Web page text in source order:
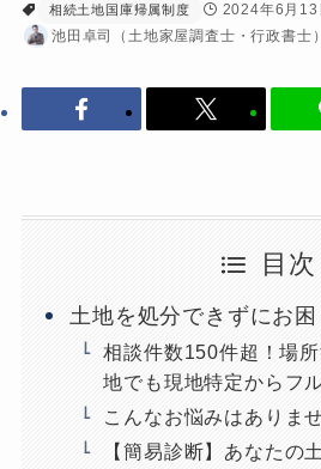
相続土地国庫帰属制度 2024年6月13
池田卓司（土地家屋調査士・行政書士）
目次
土地を処分できずにお
相談件数150件超！場
地でも現地特定からフ
こんなお悩みはありま
【簡易診断】あなたの